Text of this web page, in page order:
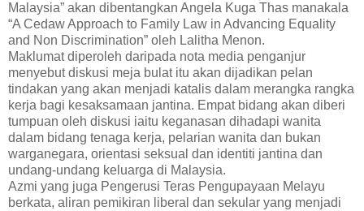
Malaysia” akan dibentangkan Angela Kuga Thas manakala
“A Cedaw Approach to Family Law in Advancing Equality
and Non Discrimination” oleh Lalitha Menon.
Maklumat diperoleh daripada nota media penganjur
menyebut diskusi meja bulat itu akan dijadikan pelan
tindakan yang akan menjadi katalis dalam merangka rangka
kerja bagi kesaksamaan jantina. Empat bidang akan diberi
tumpuan oleh diskusi iaitu keganasan dihadapi wanita
dalam bidang tenaga kerja, pelarian wanita dan bukan
warganegara, orientasi seksual dan identiti jantina dan
undang-undang keluarga di Malaysia.
Azmi yang juga Pengerusi Teras Pengupayaan Melayu
berkata, aliran pemikiran liberal dan sekular yang menjadi